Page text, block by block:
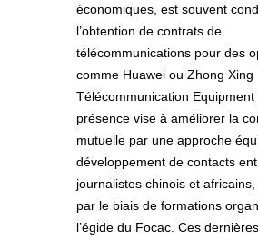
économiques, est souvent
l’obtention de contrats de
télécommunications pour des
comme Huawei ou Zhong Xing
Télécommunication
présence vise à améliorer la
mutuelle par une approche
développement de contacts
journalistes chinois et
par le biais de formations
l’égide du Focac. Ces